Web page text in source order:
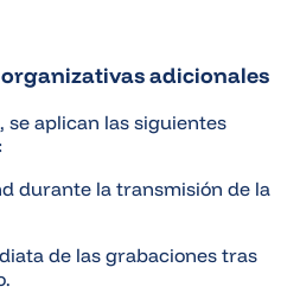
adicionales
aplican las siguientes
durante la transmisión de la
de las grabaciones tras